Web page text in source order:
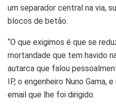
um separador central na via,
blocos de betão.
“O que exigimos é que se
mortandade que tem havido
autarca que falou
IP, o engenheiro Nuno Gama,
email que lhe foi dirigido.